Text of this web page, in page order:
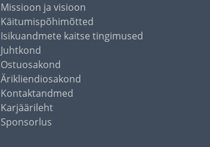
Missioon ja visioon
Käitumispõhimõtted
Isikuandmete kaitse tingimused
Juhtkond
Ostuosakond
Ärikliendiosakond
Kontaktandmed
Karjäärileht
Sponsorlus